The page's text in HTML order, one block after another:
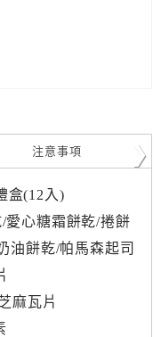
注意事項
盒(12入)
愛心糖霜餅乾/捲餅
油餅乾/帕馬森起司
麻瓦片